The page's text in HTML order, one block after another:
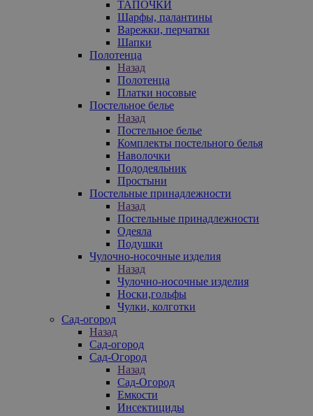
ТАПОЧКИ
Шарфы, палантины
Варежки, перчатки
Шапки
Полотенца
Назад
Полотенца
Платки носовые
Постельное белье
Назад
Постельное белье
Комплекты постельного белья
Наволочки
Пододеяльник
Простыни
Постельные принадлежности
Назад
Постельные принадлежности
Одеяла
Подушки
Чулочно-носочные изделия
Назад
Чулочно-носочные изделия
Носки,гольфы
Чулки, колготки
Сад-огород
Назад
Сад-огород
Сад-Огород
Назад
Сад-Огород
Емкости
Инсектициды